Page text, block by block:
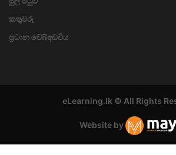
කතුවරු
ප්‍රධාන වෙබ්අඩවිය
eLearning.lk © All Rights
Website by